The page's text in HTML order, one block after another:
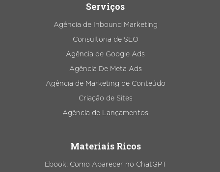
Serviços
Agência de Inbound Marketing
Consultoria de SEO
Agência de Google Ads
Agência De Meta Ads
Agência de Marketing de Conteúdo
Criação de Sites
Agência de Lançamentos
Materiais Ricos
Ebook: Como Aparecer no ChatGPT